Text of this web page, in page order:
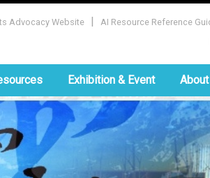
Advocacy Website | AI Resource Reference
Exhibition & Event